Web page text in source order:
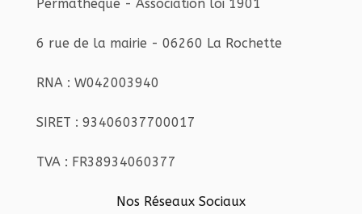
Permatheque - Association loi 1901
6 rue de la mairie - 06260 La Rochette
RNA : W042003940
SIRET : 93406037700017
TVA : FR38934060377
Nos Réseaux Sociaux